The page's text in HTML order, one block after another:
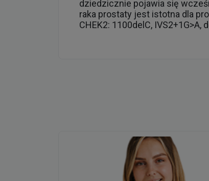
dziedzicznie pojawia się
raka prostaty jest istotna dla
CHEK2: 1100delC,